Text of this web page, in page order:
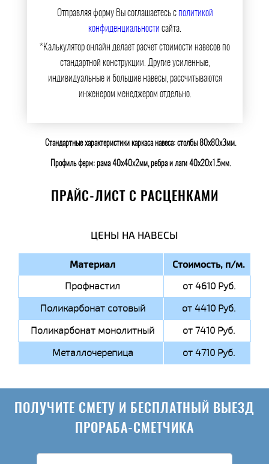
Отправляя форму Вы соглашаетесь сполитикой
конфиденциальности сайта.
*Калькулятор онлайн делает расчет стоимости навесов по
стандартной конструкции. Другие усиленные,
индивидуальные и большие навесы, рассчитываются
инженером менеджером отдельно.
Стандартные характеристики каркаса навеса: столбы 80х80х3мм.
Профиль ферм: рама 40х40х2мм, ребра и лаги 40х20х1.5мм.
ПРАЙС-ЛИСТ С РАСЦЕНКАМИ
ЦЕНЫ НА НАВЕСЫ
Материал Стоимость, п/м.
Профнастил
от 4610 Руб.
Поликарбонат сотовый
от 4410 Руб.
Поликарбонат монолитный
от 7410 Руб.
Металлочерепица
от 4710 Руб.
ПОЛУЧИТЕ СМЕТУ И БЕСПЛАТНЫЙ ВЫЕЗД
ПРОРАБА-СМЕТЧИКА